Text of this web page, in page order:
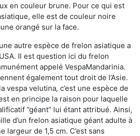
en couleur brune. Pour ce qui est
elle est de couleur noire
orangé sur la face.
autre espèce de frelon asiatique a
Il est question ici du frelon
appelé VespaMandarinia.
également tout droit de l’Asie.
vespa velutina, c’est une espèce de
en principe la raison pour laquelle
‘’géant’’ lui étant attribué. Ainsi,
d’un frelon asiatique géant adulte à
largeur de 1,5 cm. C’est sans